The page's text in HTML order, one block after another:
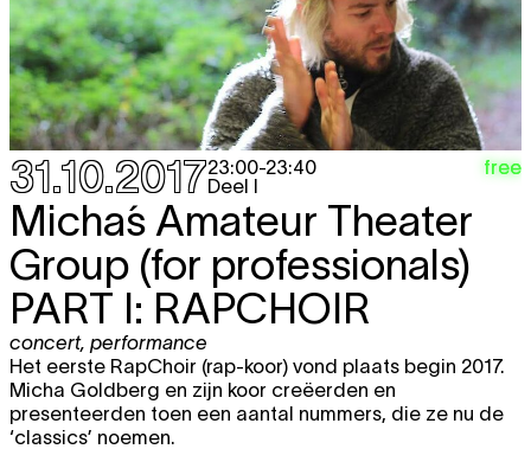
31.10.201723:00-23:40
Deel I
free
Micha´s Amateur Theater
Group (for professionals)
PART I: RAPCHOIR
concert, performance
Het eerste RapChoir (rap-koor) vond plaats begin 2017.
Micha Goldberg en zijn koor creëerden en
presenteerden toen een aantal nummers, die ze nu de
‘classics’ noemen.